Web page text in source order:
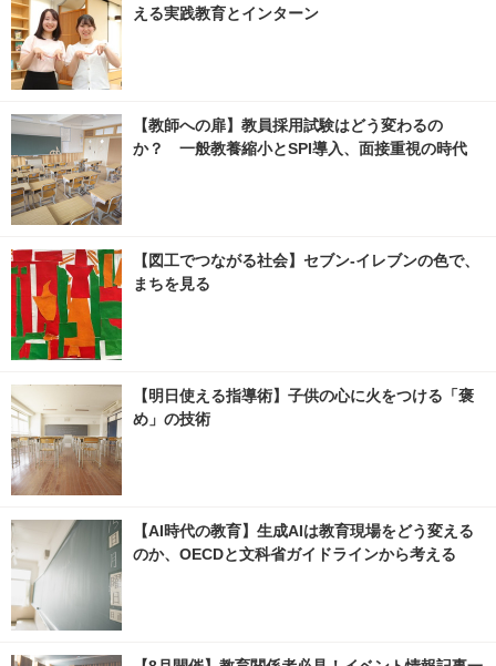
える実践教育とインターン
【教師への扉】教員採用試験はどう変わるの
か？ 一般教養縮小とSPI導入、面接重視の時代
【図工でつながる社会】セブン‐イレブンの色で、
まちを見る
【明日使える指導術】子供の心に火をつける「褒
め」の技術
【AI時代の教育】生成AIは教育現場をどう変える
のか、OECDと文科省ガイドラインから考える